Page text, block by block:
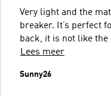
Very light and the
breaker. It’s perfect
back, it is not like the
Lees meer
Sunny26